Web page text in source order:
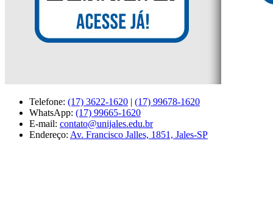
Telefone: (17) 3622-1620 | (17) 99678-1620
WhatsApp: (17) 99665-1620
E-mail: contato@unijales.edu.br
Endereço: Av. Francisco Jalles, 1851, Jales-SP